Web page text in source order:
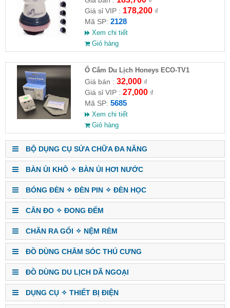
Giá sỉ VIP : 178,200₫
Mã SP: 2128
Xem chi tiết
Giỏ hàng
Ổ Cắm Du Lịch Honeys ECO-TV1
Giá bán : 32,000₫
Giá sỉ VIP : 27,000₫
Mã SP: 5685
Xem chi tiết
Giỏ hàng
BỘ DỤNG CỤ SỬA CHỮA ĐA NĂNG
BÀN ỦI KHÔ ✧ BÀN ỦI HƠI NƯỚC
BÓNG ĐÈN ✧ ĐÈN PIN ✧ ĐÈN HỌC
CÂN ĐO ✧ ĐONG ĐẾM
CHĂN RA GỐI ✧ NỆM RÈM
ĐỒ DÙNG CHĂM SÓC THÚ CƯNG
ĐỒ DÙNG DU LỊCH DÃ NGOẠI
DỤNG CỤ ✧ THIẾT BỊ ĐIỆN